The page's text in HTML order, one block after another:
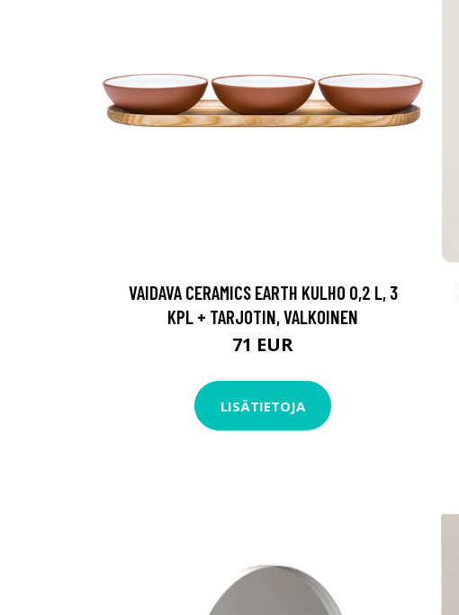
VAIDAVA CERAMICS EARTH KULHO 0,2 L, 3
KPL + TARJOTIN, VALKOINEN
71 EUR
LISÄTIETOJA